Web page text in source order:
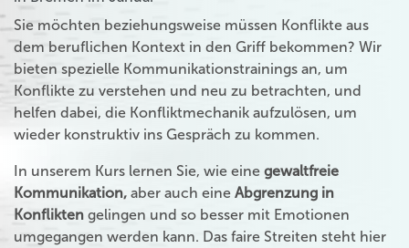
Sie möchten beziehungsweise müssen Konflikte aus
dem beruflichen Kontext in den Griff bekommen? Wir
bieten spezielle Kommunikationstrainings an, um
Konflikte zu verstehen und neu zu betrachten, und
helfen dabei, die Konfliktmechanik aufzulösen, um
wieder konstruktiv ins Gespräch zu kommen.
In unserem Kurs lernen Sie, wie eine gewaltfreie
Kommunikation, aber auch eine Abgrenzung in
Konflikten gelingen und so besser mit Emotionen
umgegangen werden kann. Das faire Streiten steht hier